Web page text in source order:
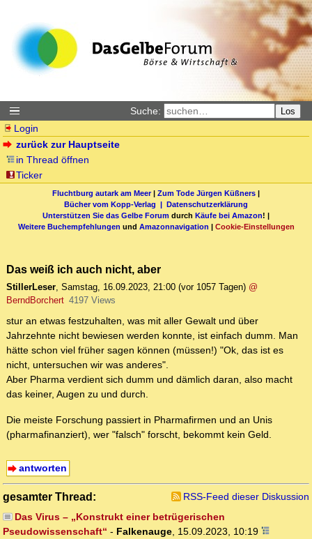
Suche: Los
Login
zurück zur Hauptseite
in Thread öffnen
Ticker
Fluchtburg autark am Meer| Zum Tode Jürgen Küßners |
Bücher vom Kopp-Verlag | Datenschutzerklärung
Unterstützen Sie das Gelbe Forum durch Käufe bei Amazon! |
Weitere Buchempfehlungen und Amazonnavigation | Cookie-Einstellungen
Das weiß ich auch nicht, aber
StillerLeser, Samstag, 16.09.2023, 21:00 (vor 1057 Tagen) @
BerndBorchert 4197 Views
stur an etwas festzuhalten, was mit aller Gewalt und über
Jahrzehnte nicht bewiesen werden konnte, ist einfach dumm. Man
hätte schon viel früher sagen können (müssen!) "Ok, das ist es
nicht, untersuchen wir was anderes".
Aber Pharma verdient sich dumm und dämlich daran, also macht
das keiner, Augen zu und durch.
Die meiste Forschung passiert in Pharmafirmen und an Unis
(pharmafinanziert), wer "falsch" forscht, bekommt kein Geld.
antworten
gesamter Thread:
RSS-Feed dieser Diskussion
Das Virus – „Konstrukt einer betrügerischen
Pseudowissenschaft“ - Falkenauge, 15.09.2023, 10:19